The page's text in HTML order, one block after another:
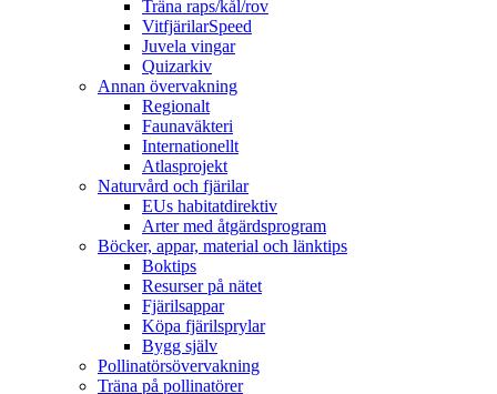
Träna raps/kål/rov
VitfjärilarSpeed
Juvela vingar
Quizarkiv
Annan övervakning
Regionalt
Faunaväkteri
Internationellt
Atlasprojekt
Naturvård och fjärilar
EUs habitatdirektiv
Arter med åtgärdsprogram
Böcker, appar, material och länktips
Boktips
Resurser på nätet
Fjärilsappar
Köpa fjärilsprylar
Bygg själv
Pollinatörsövervakning
Träna på pollinatörer